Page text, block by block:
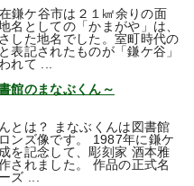
鎌ケ谷市は２１㎢余りの面
名としての「かまがや」は、
した地名でした。室町時代の
表記されたものが「鎌ケ谷」
れて ...
館のまなぶくん～
とは？ まなぶくんは図書館
ンズ像です。 1987年に鎌ケ
を記念して、彫刻家 酒本雅
されました。 作品の正式名
ズ ...